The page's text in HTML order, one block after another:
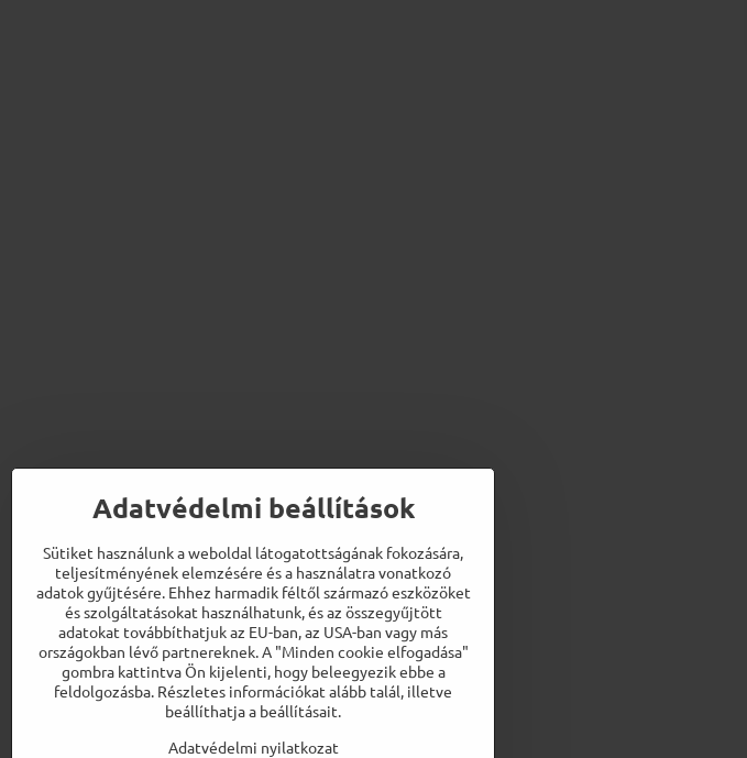
Adatvédelmi beállítások
Sütiket használunk a weboldal látogatottságának fokozására,
teljesítményének elemzésére és a használatra vonatkozó
adatok gyűjtésére. Ehhez harmadik féltől származó eszközöket
és szolgáltatásokat használhatunk, és az összegyűjtött
adatokat továbbíthatjuk az EU-ban, az USA-ban vagy más
országokban lévő partnereknek. A "Minden cookie elfogadása"
gombra kattintva Ön kijelenti, hogy beleegyezik ebbe a
feldolgozásba. Részletes információkat alább talál, illetve
beállíthatja a beállításait.
Adatvédelmi nyilatkozat